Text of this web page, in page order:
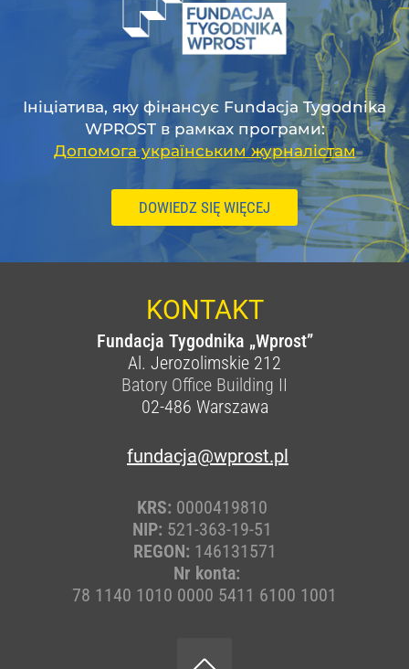
Ініціатива, яку фінансує Fundacja Tygodnika
WPROST в рамках програми:
Допомога українським журналістам
DOWIEDZ SIĘ WIĘCEJ
KONTAKT
Fundacja Tygodnika „Wprost”
Al. Jerozolimskie 212
Batory Office Building II
02-486 Warszawa
fundacja@wprost.pl
KRS: 0000419810
NIP: 521-363-19-51
REGON: 146131571
Nr konta:
78 1140 1010 0000 5411 6100 1001